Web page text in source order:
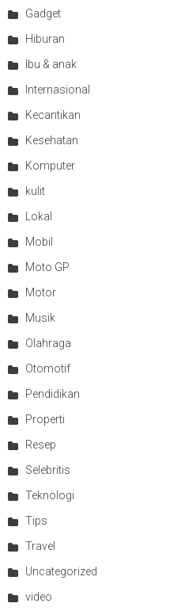
Gadget
Hiburan
Ibu & anak
Internasional
Kecantikan
Kesehatan
Komputer
kulit
Lokal
Mobil
Moto GP
Motor
Musik
Olahraga
Otomotif
Pendidikan
Properti
Resep
Selebritis
Teknologi
Tips
Travel
Uncategorized
video